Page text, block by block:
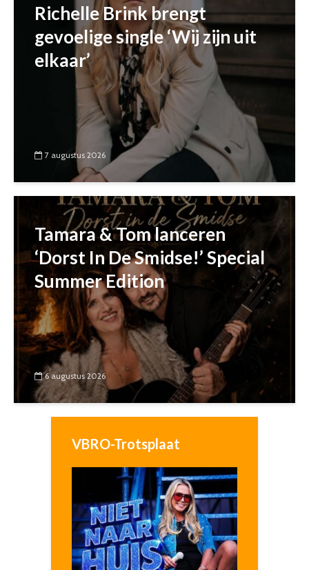
Richelle Brink brengt
gevoelige single ‘Wij zijn uit
elkaar’
7 augustus 2026
Tamara & Tom lanceren
‘Dorst In De Smidse!’ Special
Summer Edition
6 augustus 2026
VBRO-Trotsplaat